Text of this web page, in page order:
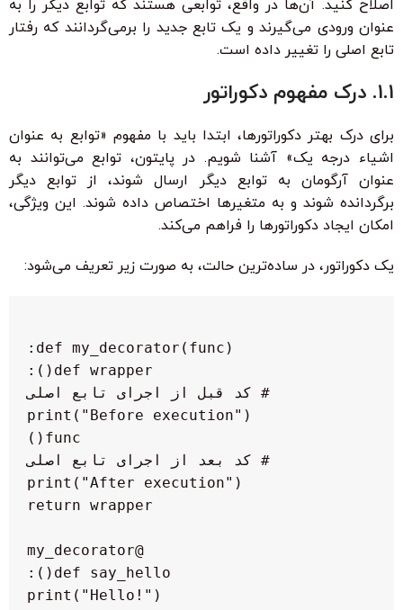
اصلاح کنید. آن‌ها در واقع، توابعی هستند که توابع دیگر را به
عنوان ورودی می‌گیرند و یک تابع جدید را برمی‌گردانند که رفتار
تابع اصلی را تغییر داده است.
1.1. درک مفهوم دکوراتور
برای درک بهتر دکوراتورها، ابتدا باید با مفهوم «توابع به عنوان
اشیاء درجه یک» آشنا شویم. در پایتون، توابع می‌توانند به
عنوان آرگومان به توابع دیگر ارسال شوند، از توابع دیگر
برگردانده شوند و به متغیرها اختصاص داده شوند. این ویژگی،
امکان ایجاد دکوراتورها را فراهم می‌کند.
یک دکوراتور، در ساده‌ترین حالت، به صورت زیر تعریف می‌شود: